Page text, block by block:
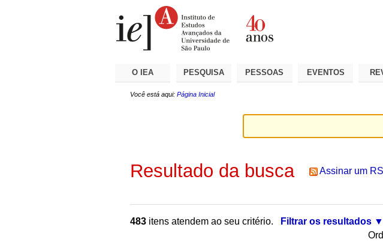
O IEA PESQUISA PESSOAS EVENTOS
Você está aqui: Página Inicial
Resultado da busca Assinar um
483 itens atendem ao seu critério.
Filtrar os resultados